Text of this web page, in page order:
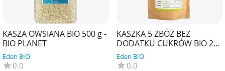
KASZA OWSIANA BIO 500 g -
BIO PLANET
Eden BIO
0.0
KASZKA 5 ZBÓŻ BEZ
DODATKU CUKRÓW BIO 200
g - HELPA
Eden BIO
0.0